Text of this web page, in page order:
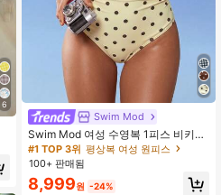
6
Swim Mod
Swim Mod 여성 수영복 1피스 비키니,
외출복을 위한 레트로 옐로우 그래픽
폴카 도트, 보헤미안 휴가, 보헤미안,
짐 복장 칠 Y2K 빈티지 캐주얼 귀여운
달콤한 레트로 비치 여성 수영복 세트
#1 TOP 3위 평상복 여성 원피스
100+ 판매됨
8,999원 -24%